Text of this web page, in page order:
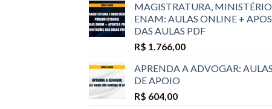
MAGISTRATURA,
ENAM: AULAS ONLINE +
DAS AULAS PDF
R$ 1.766,00
APRENDA A ADVOGAR:
DE APOIO
R$ 604,00